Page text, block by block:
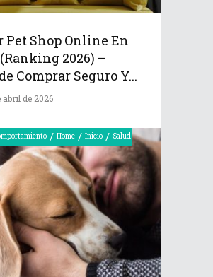
Pet Shop Online En
2026) –
Comprar Seguro Y...
abril de 2026
/ Home / Inicio / Salud